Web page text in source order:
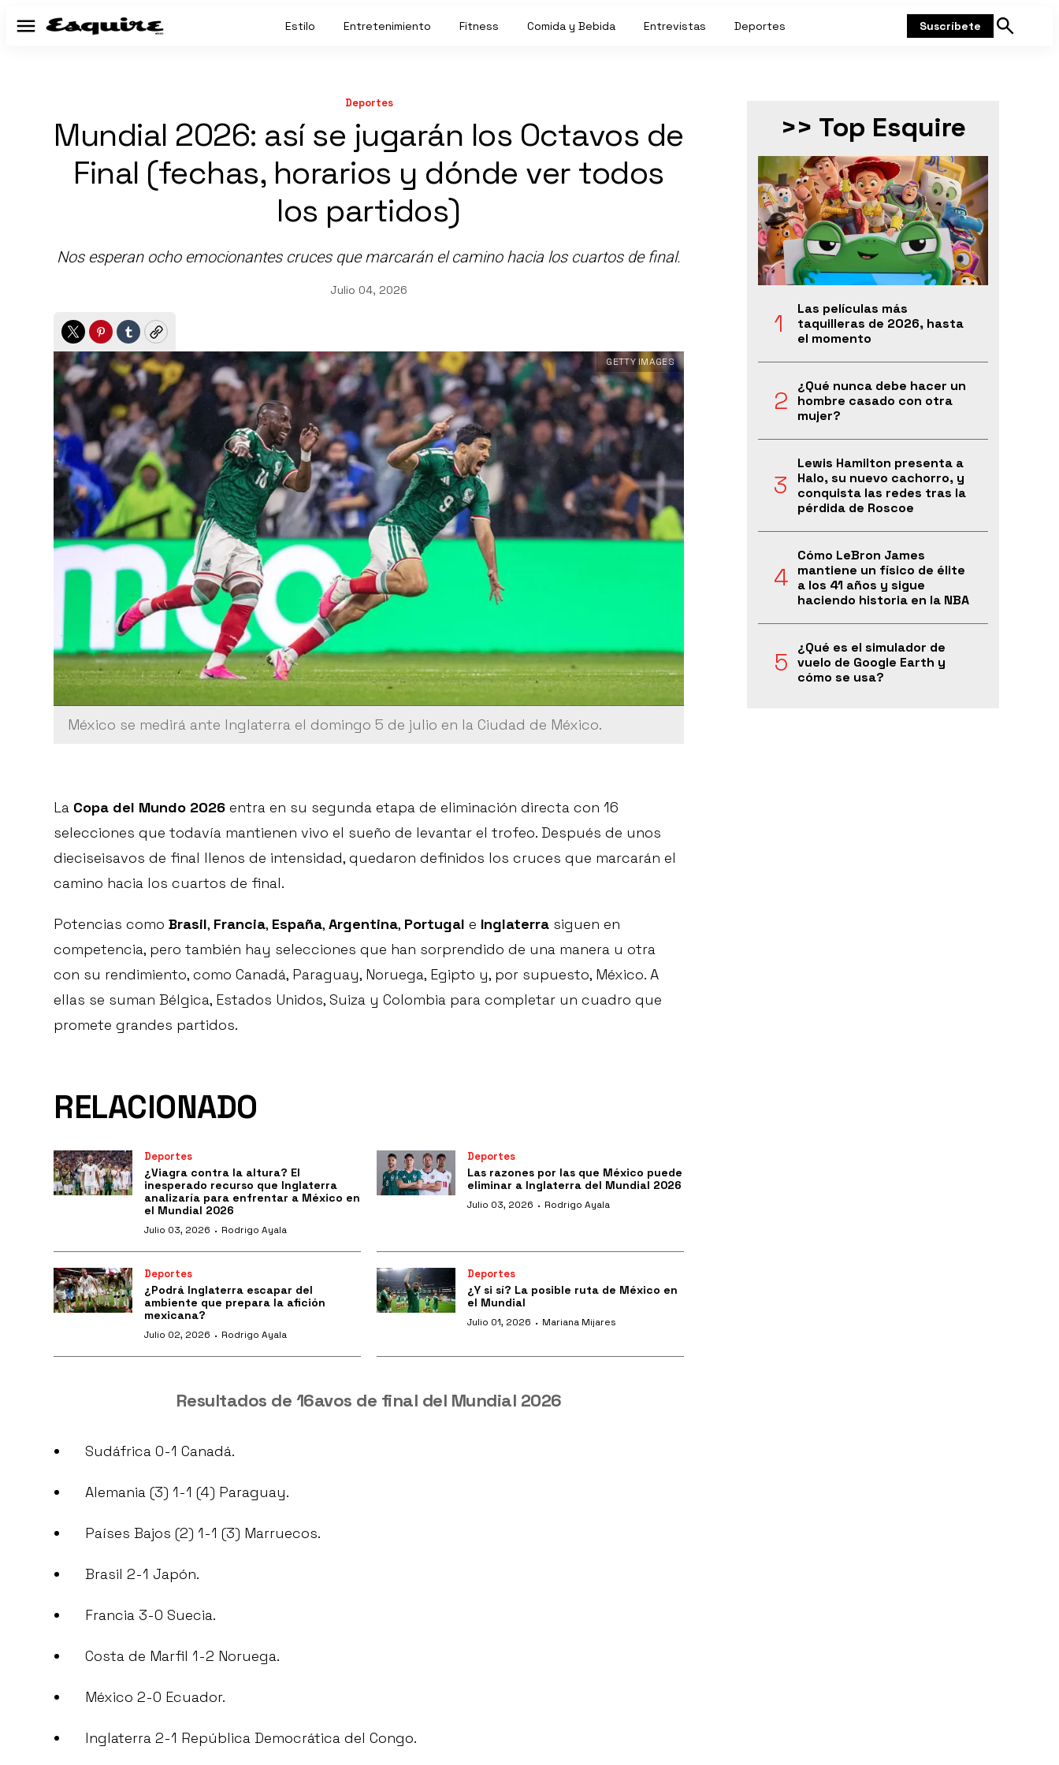
Menú Estilo Entretenimiento Fitness Comida y Bebida Entrevistas Deportes Suscríbete
Mostrar
Deportes
Mundial 2026: así se jugarán los Octavos de
Final (fechas, horarios y dónde ver todos
los partidos)
Nos esperan ocho emocionantes cruces que marcarán el camino hacia los cuartos de final.
Julio 04, 2026
TwitterPinterest
TumblrCopy
México se medirá ante Inglaterra el domingo 5 de julio en la Ciudad de México.
GETTY IMAGES
La Copa del Mundo 2026 entra en su segunda etapa de eliminación directa con 16
selecciones que todavía mantienen vivo el sueño de levantar el trofeo. Después de unos
dieciseisavos de final llenos de intensidad, quedaron definidos los cruces que marcarán el
camino hacia los cuartos de final.
Potencias como Brasil, Francia, España, Argentina, Portugal e Inglaterra siguen en
competencia, pero también hay selecciones que han sorprendido de una manera u otra
con su rendimiento, como Canadá, Paraguay, Noruega, Egipto y, por supuesto, México. A
ellas se suman Bélgica, Estados Unidos, Suiza y Colombia para completar un cuadro que
promete grandes partidos.
RELACIONADO
Deportes
¿Viagra contra la altura? El
inesperado recurso que Inglaterra
analizaría para enfrentar a México en
el Mundial 2026
Julio 03, 2026 · Rodrigo Ayala
Deportes
Las razones por las que México puede
eliminar a Inglaterra del Mundial 2026
Julio 03, 2026 · Rodrigo Ayala
Deportes
¿Podrá Inglaterra escapar del
ambiente que prepara la afición
mexicana?
Julio 02, 2026 · Rodrigo Ayala
Deportes
¿Y si sí? La posible ruta de México en
el Mundial
Julio 01, 2026 · Mariana Mijares
Resultados de 16avos de final del Mundial 2026
Sudáfrica 0-1 Canadá.
Alemania (3) 1-1 (4) Paraguay.
Países Bajos (2) 1-1 (3) Marruecos.
Brasil 2-1 Japón.
Francia 3-0 Suecia.
Costa de Marfil 1-2 Noruega.
México 2-0 Ecuador.
Inglaterra 2-1 República Democrática del Congo.
>> Top Esquire
Las películas más
taquilleras de 2026, hasta
el momento
¿Qué nunca debe hacer un
hombre casado con otra
mujer?
Lewis Hamilton presenta a
Halo, su nuevo cachorro, y
conquista las redes tras la
pérdida de Roscoe
Cómo LeBron James
mantiene un físico de élite
a los 41 años y sigue
haciendo historia en la NBA
¿Qué es el simulador de
vuelo de Google Earth y
cómo se usa?